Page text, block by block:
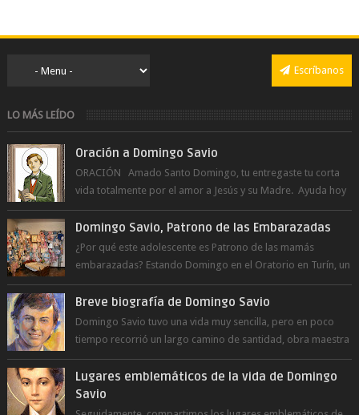
Escríbanos
LO MÁS LEÍDO
Oración a Domingo Savio
ORACIÓN Amado Santo Domingo, tu entregaste tu corta
vida totalmente por el amor a Jesús y su Madre. Ayuda hoy
a la juventud para ...
Domingo Savio, Patrono de las Embarazadas
¿Por qué este adolescente es Patrono de las mamás
embarazadas? Estando Domingo en el Oratorio en Turín, un
día le pide a Don Bosco...
Breve biografía de Domingo Savio
Domingo Savio tuvo una vida muy sencilla, pero en poco
tiempo recorrió un largo camino de santidad, obra maestra
del Espíritu Santo y fr...
Lugares emblemáticos de la vida de Domingo
Savio